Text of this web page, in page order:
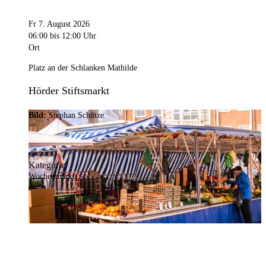
Fr 7. August 2026
06:00 bis 12:00 Uhr
Ort
Platz an der Schlanken Mathilde
Hörder Stiftsmarkt
Bild:Stephan Schütze
Kategorie
Wochenmarkt